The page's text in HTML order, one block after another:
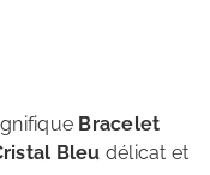
Bracelet
Bleu délicat et